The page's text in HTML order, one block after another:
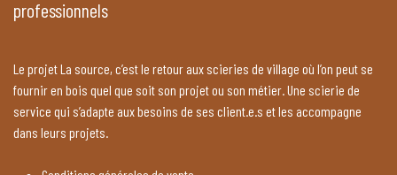
professionnels
Le projet La source, c’est le retour aux scieries de village où l’on peut se
fournir en bois quel que soit son projet ou son métier. Une scierie de
service qui s’adapte aux besoins de ses client.e.s et les accompagne
dans leurs projets.